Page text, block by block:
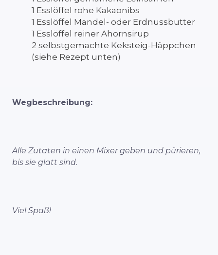
1 Esslöffel rohe Kakaonibs
1 Esslöffel Mandel- oder Erdnussbutter
1 Esslöffel reiner Ahornsirup
2 selbstgemachte Keksteig-Häppchen
(siehe Rezept unten)
Wegbeschreibung:
Alle Zutaten in einen Mixer geben und pürieren,
bis sie glatt sind.
Viel Spaß!